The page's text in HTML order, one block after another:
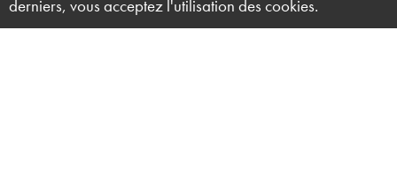
derniers, vous acceptez l'utilisation des cookies.